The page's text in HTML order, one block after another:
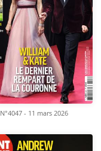
N°4047 - 11 mars 2026